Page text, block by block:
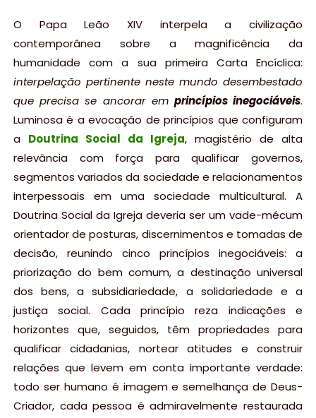
O Papa Leão XIV interpela a civilização
contemporânea sobre a magnificência da
humanidade com a sua primeira Carta Encíclica:
interpelação pertinente neste mundo desembestado
que precisa se ancorar em princípios inegociáveis.
Luminosa é a evocação de princípios que configuram
a Doutrina Social da Igreja, magistério de alta
relevância com força para qualificar governos,
segmentos variados da sociedade e relacionamentos
interpessoais em uma sociedade multicultural. A
Doutrina Social da Igreja deveria ser um vade-mécum
orientador de posturas, discernimentos e tomadas de
decisão, reunindo cinco princípios inegociáveis: a
priorização do bem comum, a destinação universal
dos bens, a subsidiariedade, a solidariedade e a
justiça social. Cada princípio reza indicações e
horizontes que, seguidos, têm propriedades para
qualificar cidadanias, nortear atitudes e construir
relações que levem em conta importante verdade:
todo ser humano é imagem e semelhança de Deus-
Criador, cada pessoa é admiravelmente restaurada